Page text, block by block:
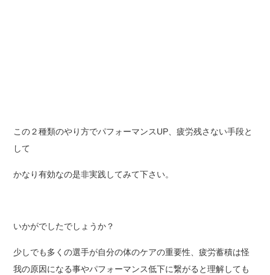
この２種類のやり方でパフォーマンスUP、疲労残さない手段と
して
かなり有効なの是非実践してみて下さい。
いかがでしたでしょうか？
少しでも多くの選手が自分の体のケアの重要性、疲労蓄積は怪
我の原因になる事やパフォーマンス低下に繋がると理解しても